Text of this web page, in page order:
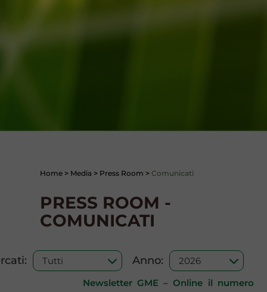
Home > Media > Press Room > Comunicati
PRESS ROOM -
COMUNICATI
Anno:
Newsletter GME – Online il numero